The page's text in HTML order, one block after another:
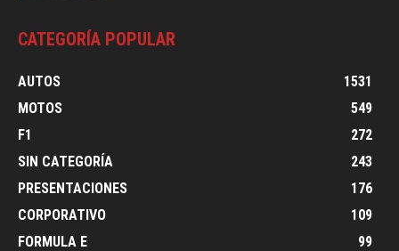
CATEGORÍA POPULAR
AUTOS
1531
MOTOS
549
F1
272
SIN CATEGORÍA
243
PRESENTACIONES
176
CORPORATIVO
109
FORMULA E
99